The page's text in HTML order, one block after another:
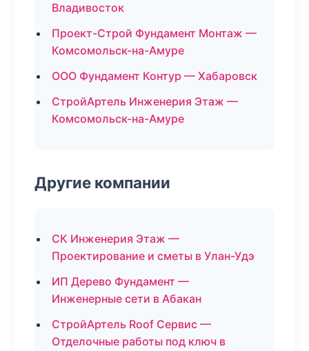
Владивосток
Проект-Строй Фундамент Монтаж —
Комсомольск-на-Амуре
ООО Фундамент Контур — Хабаровск
СтройАртель Инженерия Этаж —
Комсомольск-на-Амуре
Другие компании
СК Инженерия Этаж —
Проектирование и сметы в Улан-Удэ
ИП Дерево Фундамент —
Инженерные сети в Абакан
СтройАртель Roof Сервис —
Отделочные работы под ключ в